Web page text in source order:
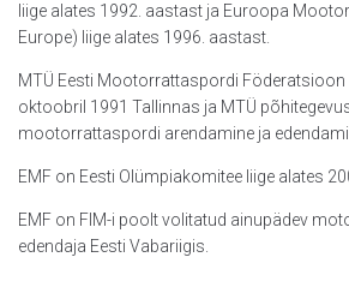
liige alates 1992. aastast ja Euroopa
Europe) liige alates 1996. aastast.
MTÜ Eesti Mootorrattaspordi Föderatsioon
oktoobril 1991 Tallinnas ja MTÜ
mootorrattaspordi arendamine ja
EMF on Eesti Olümpiakomitee liige alates
EMF on FIM-i poolt volitatud ainupädev
edendaja Eesti Vabariigis.